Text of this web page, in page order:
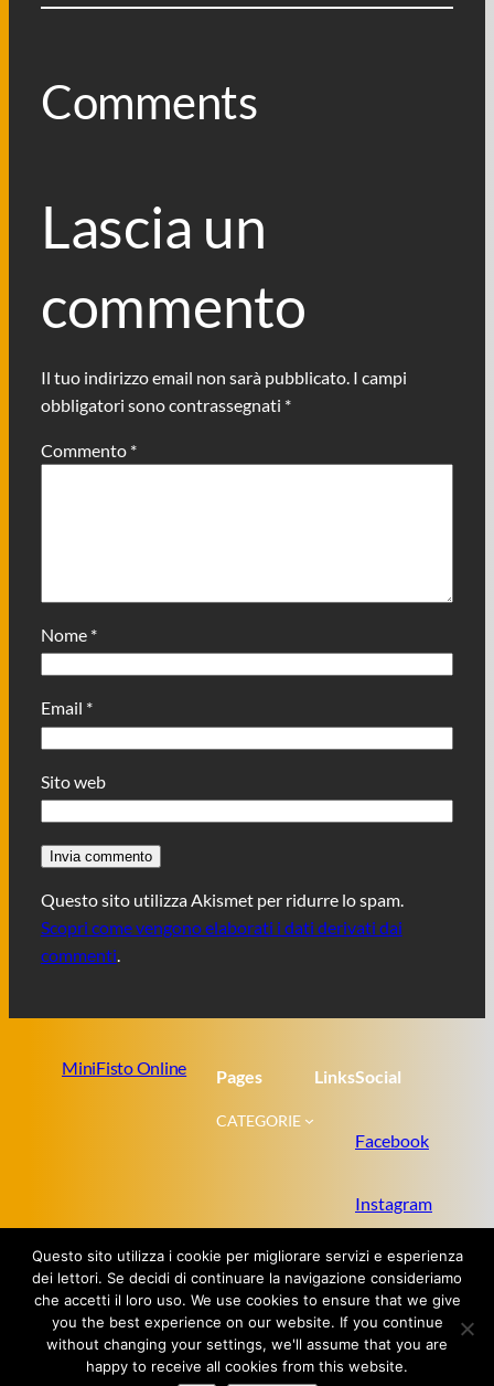
Comments
Lascia un
commento
Il tuo indirizzo email non sarà pubblicato. I campi
obbligatori sono contrassegnati *
Commento *
Nome *
Email *
Sito web
Questo sito utilizza Akismet per ridurre lo spam.
Scopri come vengono elaborati i dati derivati dai
commenti.
MiniFisto Online Pages
CATEGORIE
LinksSocial
Facebook
Instagram
Twitter
Proudly powered by WordPress
Questo sito utilizza i cookie per migliorare servizi e esperienza
dei lettori. Se decidi di continuare la navigazione consideriamo
che accetti il loro uso. We use cookies to ensure that we give
you the best experience on our website. If you continue
without changing your settings, we'll assume that you are
happy to receive all cookies from this website.